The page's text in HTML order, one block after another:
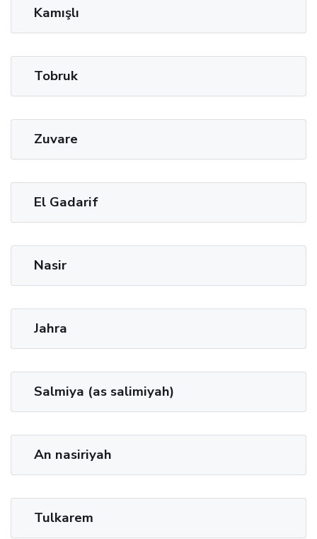
Kamışlı
Tobruk
Zuvare
El Gadarif
Nasir
Jahra
Salmiya (as salimiyah)
An nasiriyah
Tulkarem